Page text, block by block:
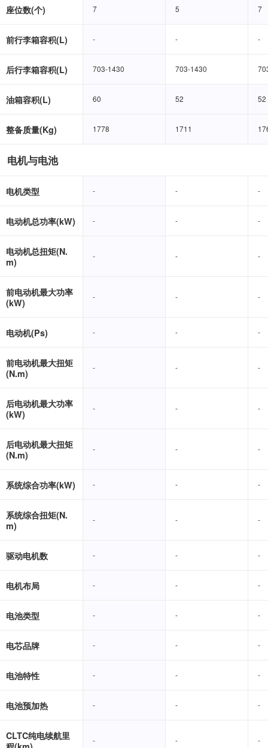
座位数(个) 7 5 7
前行李箱容积(L) - - -
后行李箱容积(L) 703-1430 703-1430
油箱容积(L) 60 52 52
整备质量(Kg) 1778 1711
电机与电池
电机类型 - - -
电动机总功率(kW) - - -
电动机总扭矩(N.
m)
- - -
前电动机最大功率
(kW)
- - -
电动机(Ps) - - -
前电动机最大扭矩
(N.m)
- - -
后电动机最大功率
(kW)
- - -
后电动机最大扭矩
(N.m)
- - -
系统综合功率(kW) - - -
系统综合扭矩(N.
m)
- - -
驱动电机数 - - -
电机布局 - - -
电池类型 - - -
电芯品牌 - - -
电池特性 - - -
电池预加热 - - -
CLTC纯电续航里
- - -
7 5 7
- - -
703-1430 703-1430
60 52 52
1778 1711
- - -
- - -
- - -
- - -
- - -
- - -
- - -
- - -
- - -
- - -
- - -
- - -
- - -
- - -
- - -
- - -
- - -